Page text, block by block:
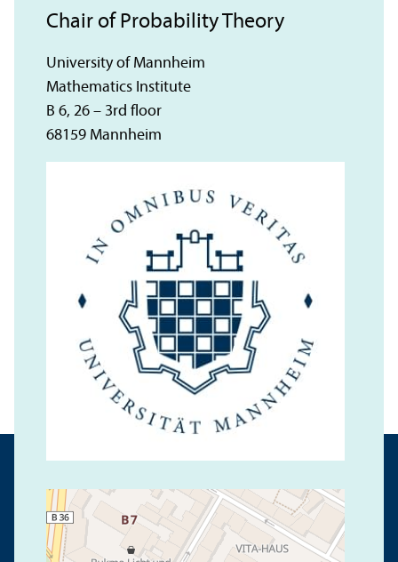
Chair of Probability Theory
University of Mannheim
Mathematics Institute
B 6, 26 – 3rd floor
68159 Mannheim